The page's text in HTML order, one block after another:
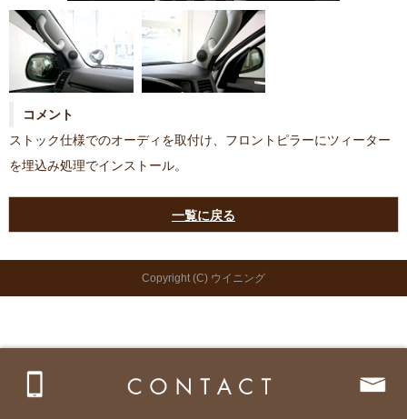
コメント
ストック仕様でのオーディを取付け、フロントピラーにツィーター
を埋込み処理でインストール。
一覧に戻る
Copyright (C) ウイニング